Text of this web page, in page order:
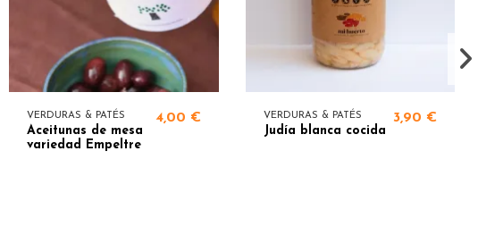
VERDURAS & PATÉS
Aceitunas de mesa
variedad Empeltre
4,00 € VERDURAS & PATÉS
Judía blanca cocida
3,90 €